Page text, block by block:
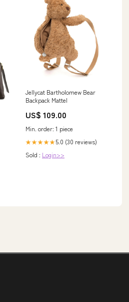
Jellycat Bartholomew Bear
Backpack Mattel
US$ 109.00
Min. order: 1 piece
★★★★★5.0 (30 reviews)
Sold : Login>>